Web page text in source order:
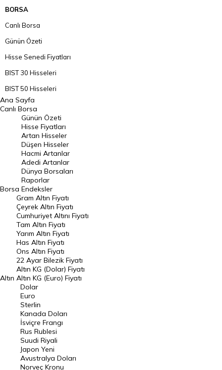
BORSA
Canlı Borsa
Günün Özeti
Hisse Senedi Fiyatları
BIST 30 Hisseleri
BIST 50 Hisseleri
BIST 100 Hisseleri
En Çok Artan Hisseler
En Çok Düşen Hisseler
Hacmi Artanlar
Geçmiş Kapanışlar
Dünya Borsaları
Raporlar
Endeksler
DÖVİZ
Döviz Kuru
Dolar Kuru
Euro Kuru
Pound Kuru
Frank Kuru
Riyal Kuru
Avustralya Doları
Danimarka Kronu Kuru
Ana Sayfa
Canlı Borsa
Borsa
Günün Özeti
Hisse Fiyatları
Artan Hisseler
Düşen Hisseler
Hacmi Artanlar
Adedi Artanlar
Dünya Borsaları
Raporlar
Endeksler
Altın
Gram Altın Fiyatı
Çeyrek Altın Fiyatı
Cumhuriyet Altını Fiyatı
Tam Altın Fiyatı
Yarım Altın Fiyatı
Has Altın Fiyatı
Ons Altın Fiyatı
22 Ayar Bilezik Fiyatı
Altın KG (Dolar) Fiyatı
Altın KG (Euro) Fiyatı
Dolar
Euro
Sterlin
Kanada Doları
İsviçre Frangı
Rus Rublesi
Suudi Riyali
Japon Yeni
Avustralya Doları
Norveç Kronu